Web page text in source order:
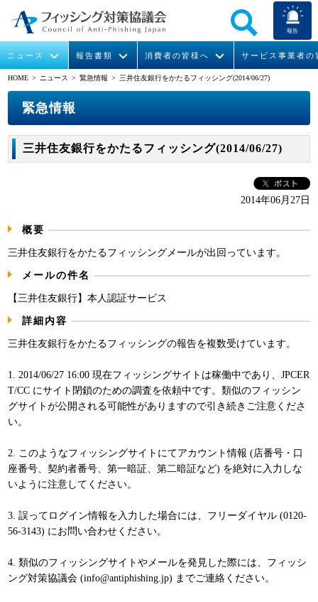
報告
ニュース
イベント
報告書類
月次報告書
消費者の皆様へ
フィッシングの報告
マンガでわかるフィッシング詐欺対策 5ヶ条
サービス事業者の
STOP. THINK. CONNECT.
運営委員紹介
WG活動
入会案内
HOME > ニュース >緊急情報 > 三井住友銀行をかたるフィッシング(2014/06/27)
緊急情報
三井住友銀行をかたるフィッシング(2014/06/27)
2014年06月27日
概要
三井住友銀行をかたるフィッシングメールが出回っています。
メールの件名
【三井住友銀行】本人認証サービス
詳細内容
三井住友銀行をかたるフィッシングの報告を複数受けています。
1. 2014/06/27 16:00 現在フィッシングサイトは稼働中であり、JPCER
T/CC にサイト閉鎖のための調査を依頼中です。類似のフィッシン
グサイトが公開される可能性がありますので引き続きご注意くださ
い。
2. このようなフィッシングサイトにてアカウント情報 (店番号・口
座番号、契約者番号、第一暗証、第二暗証など) を絶対に入力しな
いように注意してください。
3. 誤ってログイン情報を入力した場合には、フリーダイヤル (0120-
56-3143) にお問い合わせください。
4. 類似のフィッシングサイトやメールを発見した際には、フィッシ
ング対策協議会 (info@antiphishing.jp) までご連絡ください。